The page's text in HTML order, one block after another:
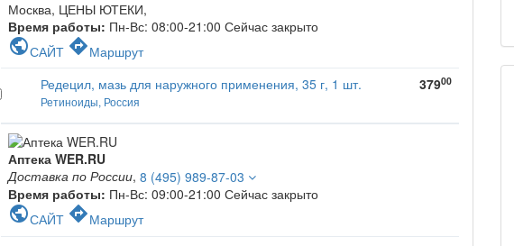
Москва, ЦЕНЫ ЮТЕКИ,
Время работы: Пн-Вс: 08:00-21:00 Сейчас закрыто
publicСАЙТ directionsМаршрут
Редецил, мазь для наружного применения, 35 г, 1 шт.
Ретиноиды, Россия
37900
Аптека WER.RU
Доставка по России, 8 (495) 989-87-03
Время работы: Пн-Вс: 09:00-21:00 Сейчас закрыто
publicСАЙТ directionsМаршрут